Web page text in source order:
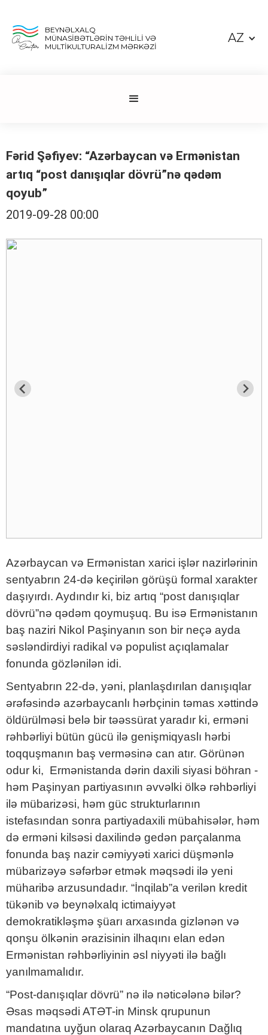
BEYNƏLXALQ
MÜNASİBƏTLƏRİN TƏHLİLİ VƏ
MULTİKULTURALİZM MƏRKƏZİ
AZ
Fərid Şəfiyev: “Azərbaycan və Ermənistan
artıq “post danışıqlar dövrü”nə qədəm
qoyub”
2019-09-28 00:00
Azərbaycan və Ermənistan xarici işlər nazirlərinin
sentyabrın 24-də keçirilən görüşü formal xarakter
daşıyırdı. Aydındır ki, biz artıq “post danışıqlar
dövrü”nə qədəm qoymuşuq. Bu isə Ermənistanın
baş naziri Nikol Paşinyanın son bir neçə ayda
səsləndirdiyi radikal və populist açıqlamalar
fonunda gözlənilən idi.
Sentyabrın 22-də, yəni, planlaşdırılan danışıqlar
ərəfəsində azərbaycanlı hərbçinin təmas xəttində
öldürülməsi belə bir təəssürat yaradır ki, erməni
rəhbərliyi bütün gücü ilə genişmiqyaslı hərbi
toqquşmanın baş verməsinə can atır. Görünən
odur ki, Ermənistanda dərin daxili siyasi böhran -
həm Paşinyan partiyasının əvvəlki ölkə rəhbərliyi
ilə mübarizəsi, həm güc strukturlarının
istefasından sonra partiyadaxili mübahisələr, həm
də erməni kilsəsi daxilində gedən parçalanma
fonunda baş nazir cəmiyyəti xarici düşmənlə
mübarizəyə səfərbər etmək məqsədi ilə yeni
müharibə arzusundadır. “İnqilab”a verilən kredit
tükənib və beynəlxalq ictimaiyyət
demokratikləşmə şüarı arxasında gizlənən və
qonşu ölkənin ərazisinin ilhaqını elan edən
Ermənistan rəhbərliyinin əsl niyyəti ilə bağlı
yanılmamalıdır.
“Post-danışıqlar dövrü” nə ilə nəticələnə bilər?
Əsas məqsədi ATƏT-in Minsk qrupunun
mandatına uyğun olaraq Azərbaycanın Dağlıq